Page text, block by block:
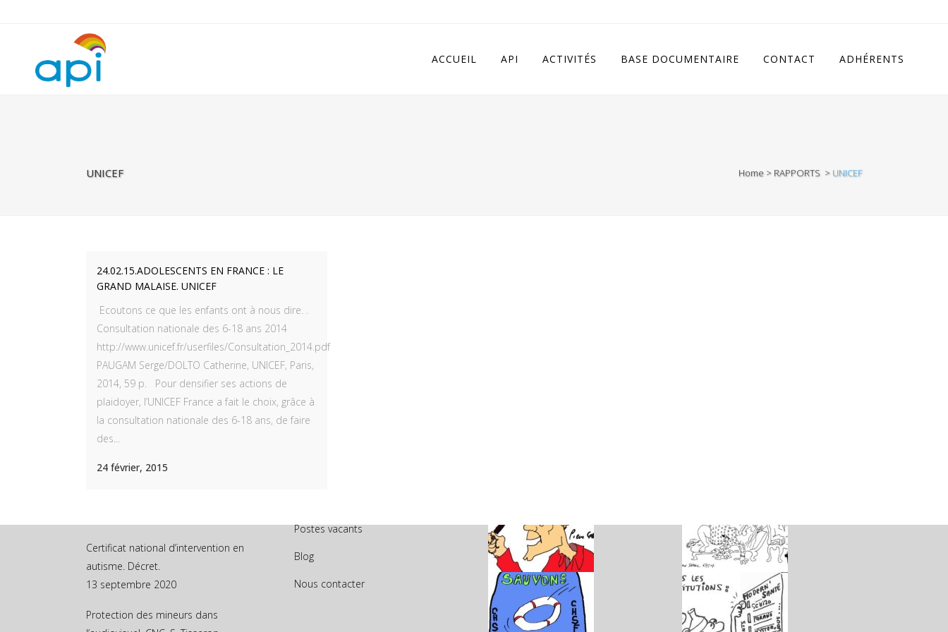
ACCUEIL API ACTIVITÉS BASE DOCUMENTAIRE CONTACT ADHÉRENTS
UNICEF Home > RAPPORTS > UNICEF
24.02.15.ADOLESCENTS EN FRANCE : LE
GRAND MALAISE. UNICEF
Ecoutons ce que les enfants ont à nous dire. .
Consultation nationale des 6-18 ans 2014
http://www.unicef.fr/userfiles/Consultation_2014.pdf
PAUGAM Serge/DOLTO Catherine, UNICEF, Paris,
2014, 59 p. Pour densifier ses actions de
plaidoyer, l’UNICEF France a fait le choix, grâce à
la consultation nationale des 6-18 ans, de faire
des...
24 février, 2015
Référentiel de compétences pour le
Certificat national d’intervention en
autisme. Décret.
13 septembre 2020
Protection des mineurs dans
Postes vacants
Blog
Nous contacter